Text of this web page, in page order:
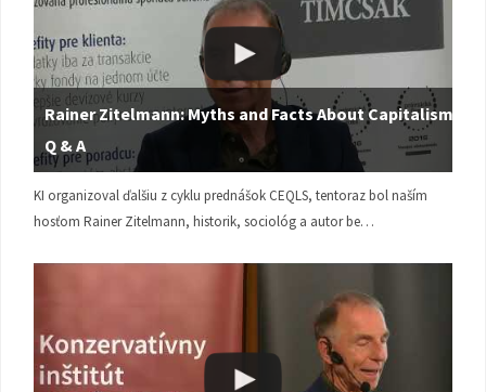
Rainer Zitelmann: Myths and Facts About Capitalism |
Q & A
KI organizoval ďalšiu z cyklu prednášok CEQLS, tentoraz bol naším
hosťom Rainer Zitelmann, historik, sociológ a autor be…